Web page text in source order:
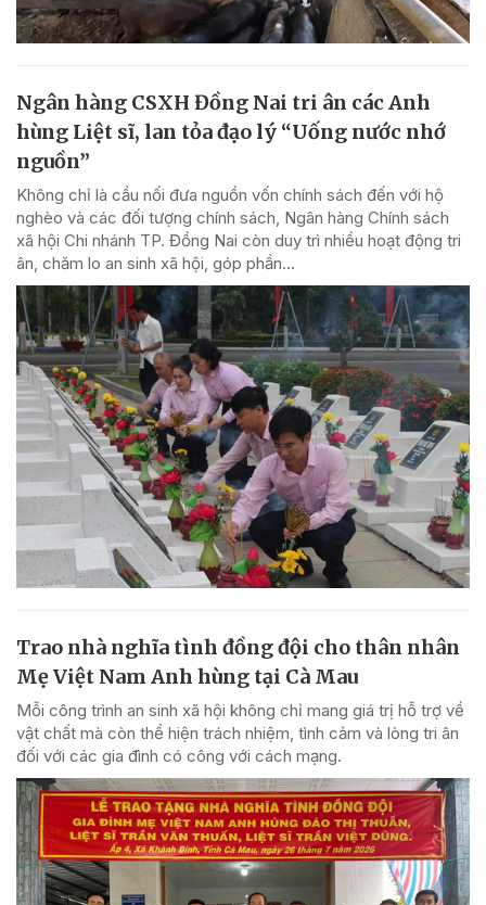
Ngân hàng CSXH Đồng Nai tri ân các Anh
hùng Liệt sĩ, lan tỏa đạo lý “Uống nước nhớ
nguồn”
Không chỉ là cầu nối đưa nguồn vốn chính sách đến với hộ
nghèo và các đối tượng chính sách, Ngân hàng Chính sách
xã hội Chi nhánh TP. Đồng Nai còn duy trì nhiều hoạt động tri
ân, chăm lo an sinh xã hội, góp phần...
Trao nhà nghĩa tình đồng đội cho thân nhân
Mẹ Việt Nam Anh hùng tại Cà Mau
Mỗi công trình an sinh xã hội không chỉ mang giá trị hỗ trợ về
vật chất mà còn thể hiện trách nhiệm, tình cảm và lòng tri ân
đối với các gia đình có công với cách mạng.